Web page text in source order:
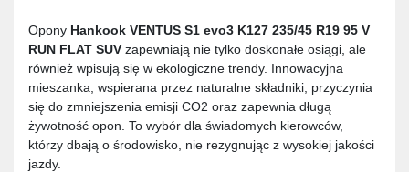
Opony Hankook VENTUS S1 evo3 K127 235/45 R19 95 V
RUN FLAT SUV zapewniają nie tylko doskonałe osiągi, ale
również wpisują się w ekologiczne trendy. Innowacyjna
mieszanka, wspierana przez naturalne składniki, przyczynia
się do zmniejszenia emisji CO2 oraz zapewnia długą
żywotność opon. To wybór dla świadomych kierowców,
którzy dbają o środowisko, nie rezygnując z wysokiej jakości
jazdy.